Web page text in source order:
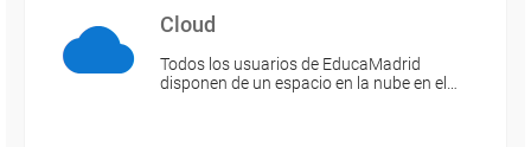
Cloud
Todos los usuarios de EducaMadrid
disponen de un espacio en la nube en el…